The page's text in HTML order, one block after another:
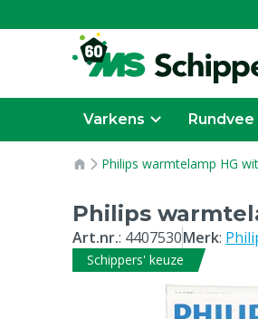
Varkens Rundvee
Philips warmtelamp HG
Philips
Art.nr.: 4407530Merk:
Schippers' keuze